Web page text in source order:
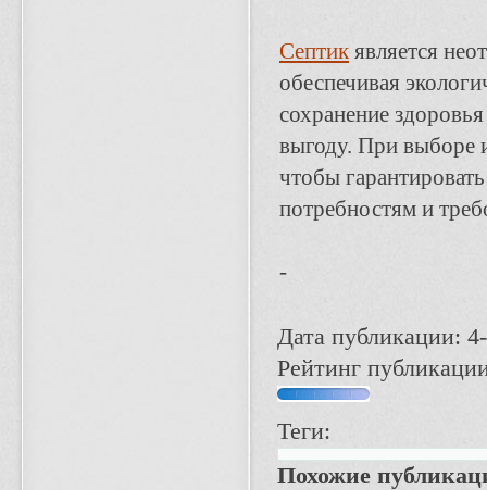
Септикявляется
обеспечивая
сохранение
выгоду. При выборе
чтобы
потребностям и
-
Дата публикации:
Рейтинг
Теги:
Похожие